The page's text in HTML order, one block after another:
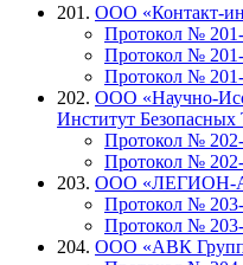
201. ООО «Контакт-
Протокол №
Протокол №
Протокол №
202. ООО «Научно-
Институт Безопасных
Протокол №
Протокол №
203. ООО «ЛЕГИОН-
Протокол №
Протокол №
204. ООО «АВК